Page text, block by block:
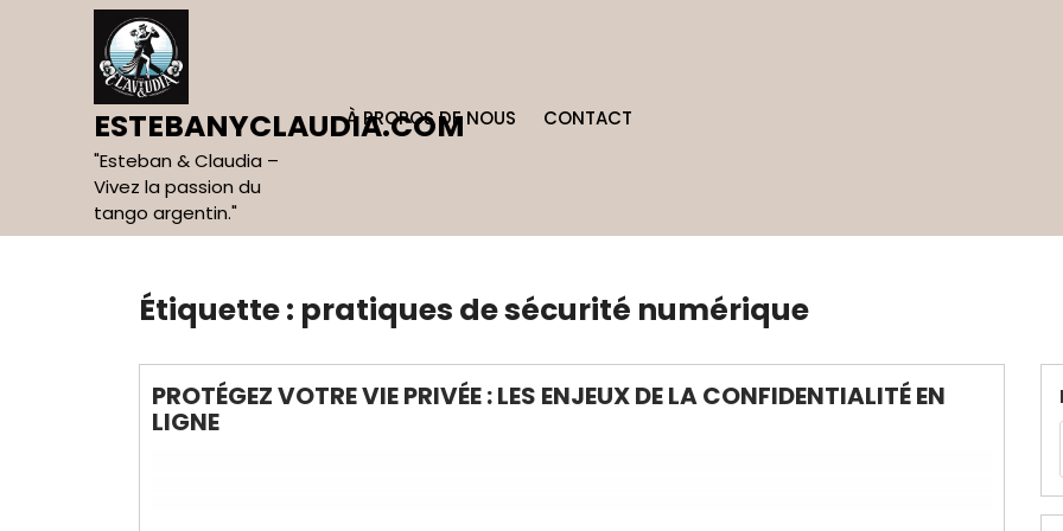
ESTEBANYCLAUDIA.COM
"Esteban & Claudia –
Vivez la passion du
tango argentin."
À PROPOS DE NOUS CONTACT
Étiquette : pratiques de sécurité numérique
PROTÉGEZ VOTRE VIE PRIVÉE : LES ENJEUX DE LA CONFIDENTIALITÉ EN
LIGNE